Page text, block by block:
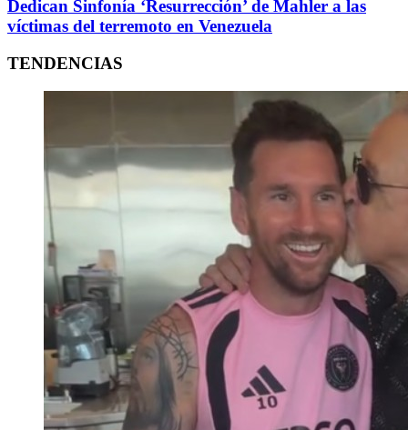
Dedican Sinfonía ‘Resurrección’ de Mahler a las
víctimas del terremoto en Venezuela
TENDENCIAS